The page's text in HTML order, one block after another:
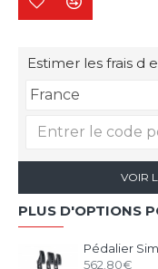
Estimer les frais d
VOIR
PLUS D'OPTIONS
562.80€